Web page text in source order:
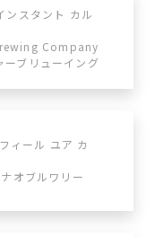
ンスタント カル
Company
ブリューイング
ィール ユア カ
オブルワリー